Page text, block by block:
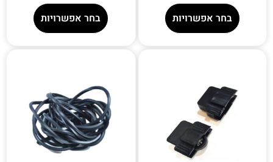
בחר אפשרויות בחר אפשרויות